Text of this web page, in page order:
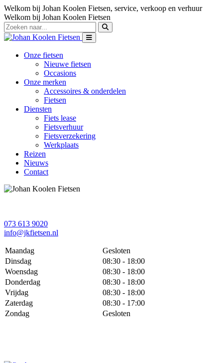
Welkom bij Johan Koolen Fietsen, service, verkoop en verhuur
Welkom bij Johan Koolen Fietsen
Onze fietsen
Nieuwe fietsen
Occasions
Onze merken
Accessoires & onderdelen
Fietsen
Diensten
Fiets lease
Fietsverhuur
Fietsverzekering
Werkplaats
Reizen
Nieuws
Contact
073 613 9020
info@jkfietsen.nl
Maandag
Gesloten
Dinsdag
08:30 - 18:00
Woensdag
08:30 - 18:00
Donderdag
08:30 - 18:00
Vrijdag
08:30 - 18:00
Zaterdag
08:30 - 17:00
Zondag
Gesloten